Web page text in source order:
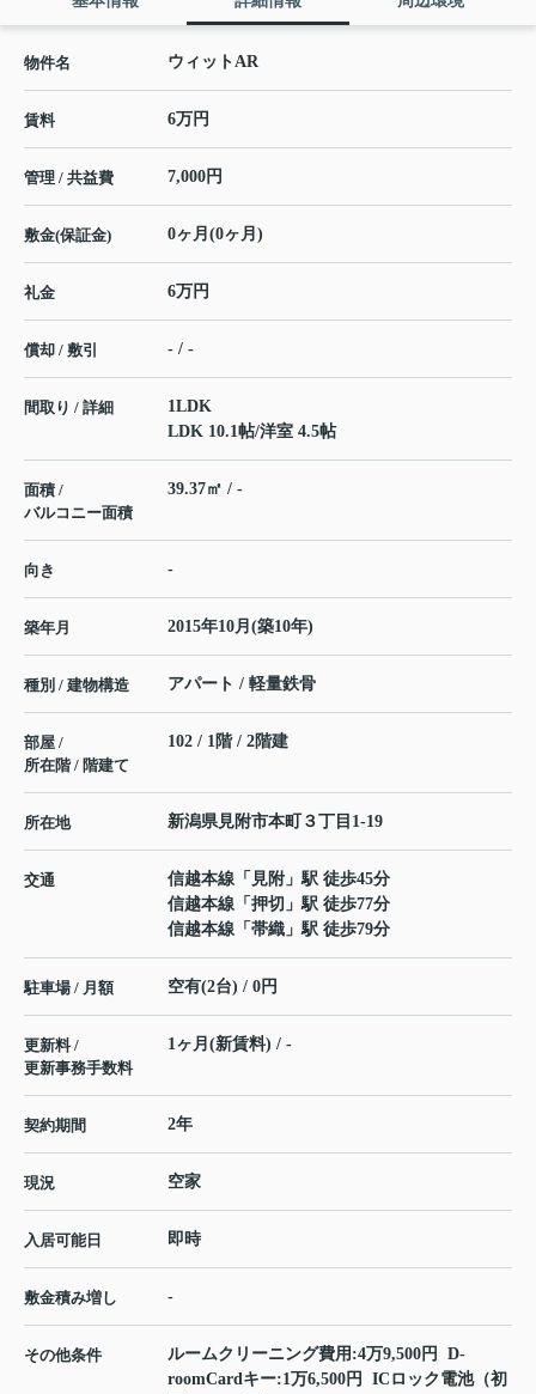
物件名 ウィットAR
賃料 6万円
管理 / 共益費 7,000円
敷金(保証金) 0ヶ月(0ヶ月)
礼金 6万円
償却 / 敷引 - / -
間取り / 詳細
1LDK
LDK 10.1帖/洋室 4.5帖
面積 /
バルコニー面積
39.37㎡ / -
向き -
築年月 2015年10月(築10年)
種別 / 建物構造 アパート / 軽量鉄骨
部屋 /
所在階 / 階建て
102 / 1階 / 2階建
所在地 新潟県見附市本町 ３丁目1-19
交通 信越本線 「 見附 」駅 徒歩45分
信越本線 「 押切 」駅 徒歩77分
信越本線 「 帯織 」駅 徒歩79分
駐車場 / 月額 空有(2台) / 0円
更新料 /
更新事務手数料
1ヶ月(新賃料) / -
契約期間 2年
現況 空家
入居可能日 即時
敷金積み増し -
その他条件
ルームクリーニング費用:4万9,500円 D-
roomCardキー:1万6,500円 ICロック電池（初